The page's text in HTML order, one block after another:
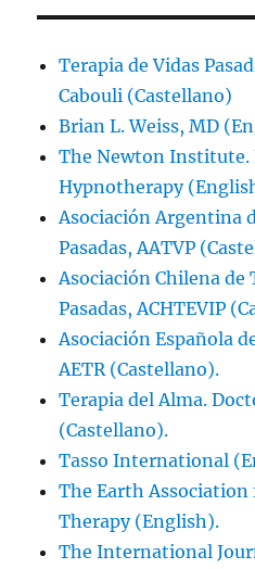
Terapia de Vidas
Cabouli (Castellano)
Brian L. Weiss, MD
The Newton Institute.
Hypnotherapy
Asociación Argentina
Pasadas, AATVP
Asociación Chilena de
Pasadas, ACHTEVIP
Asociación Española
AETR (Castellano).
Terapia del Alma.
(Castellano).
Tasso International
The Earth Association
Therapy (English).
The International